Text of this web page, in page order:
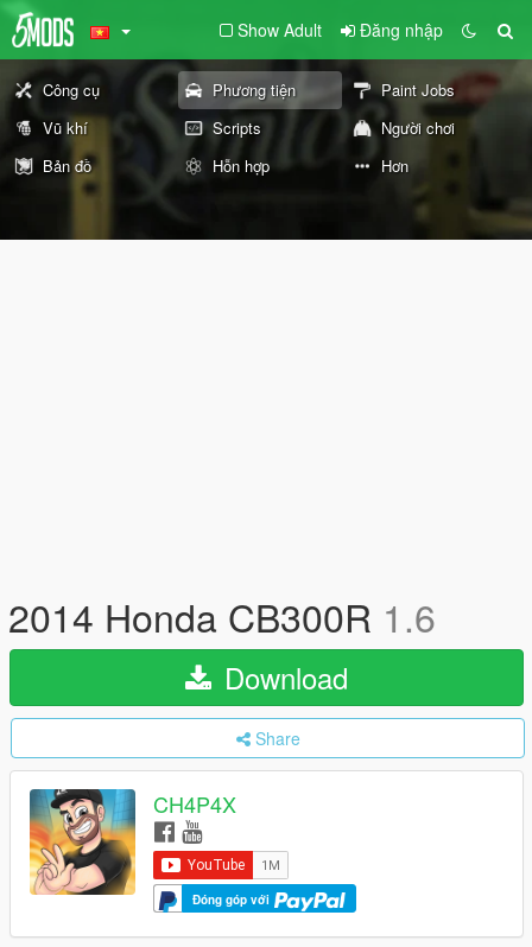
Show Adult Đăng nhập
Công cụ Phương tiện
Paint Jobs
Vũ khí
Scripts
Người chơi
Bản đồ
Hỗn hợp Hơn
2014 Honda CB300R 1.6
Download
Share
CH4P4X
Đóng góp với